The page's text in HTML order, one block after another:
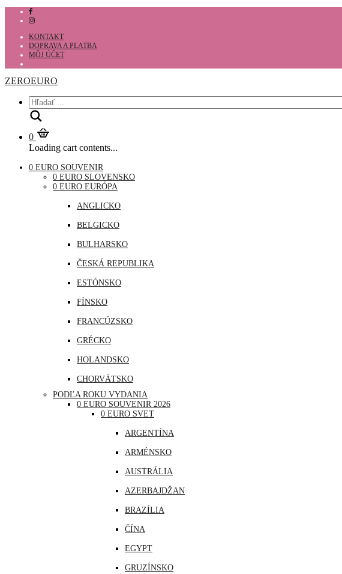
KONTAKT
DOPRAVA A PLATBA
MÔJ ÚČET
ZEROEURO
0
Loading cart contents...
0 EURO SOUVENIR
0 EURO SLOVENSKO
0 EURO EURÓPA
ANGLICKO
BELGICKO
BULHARSKO
ČESKÁ REPUBLIKA
ESTÓNSKO
FÍNSKO
FRANCÚZSKO
GRÉCKO
HOLANDSKO
CHORVÁTSKO
ÍRSKO
ISLAND
LOTYŠSKO
LUXEMBURSKO
MAĎARSKO
NEMECKO
PODĽA ROKU VYDANIA
0 EURO SOUVENIR 2026
0 EURO SVET
ARGENTÍNA
ARMÉNSKO
AUSTRÁLIA
AZERBAJDŽAN
BRAZÍLIA
ČÍNA
EGYPT
GRUZÍNSKO